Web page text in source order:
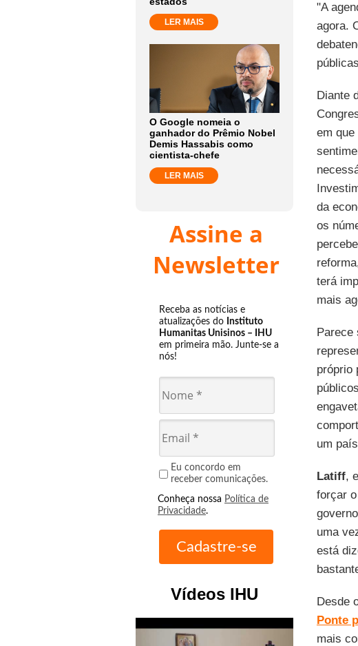
LER MAIS
O Google nomeia o
ganhador do Prêmio Nobel
Demis Hassabis como
cientista-chefe
LER MAIS
Assine a
Newsletter
Receba as notícias e
atualizações do Instituto
Humanitas Unisinos – IHU
em primeira mão. Junte-se a
nós!
Eu concordo em
receber comunicações.
Conheça nossa Política de
Privacidade.
Vídeos IHU
"A
agora.
Diante
em
da
os
terá
mais
Parece
próprio
um
Latiff,
forçar
uma
está
Desde
Ponte
mais